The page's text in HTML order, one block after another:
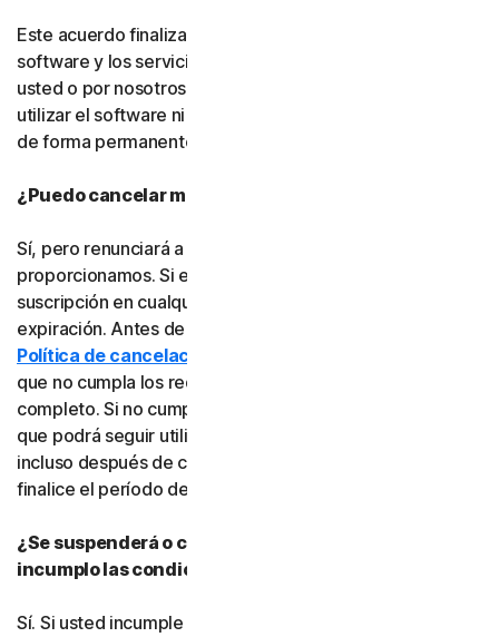
Este acuerdo finalizará cuando su derecho a acceder al
software y los servicios expire o sea rescindido por
usted o por nosotros. Una vez finalizado, ya no podrá
utilizar el software ni los servicios y deberá eliminarlos
de forma permanente de sus dispositivos.
¿Puedo cancelar mi suscripción?
Sí, pero renunciará a toda la protección en línea que le
proporcionamos. Si está seguro, puede cancelar su
suscripción en cualquier momento antes de su fecha de
expiración. Antes de cancelarla, consulte nuestra
Política de cancelación y reembolso
que no cumpla los requisitos para recibir un reembolso
completo. Si no cumple los requisitos, la buena noticia es
que podrá seguir utilizando el software y los servicios
incluso después de cancelar la suscripción, hasta que
finalice el período de suscripción de pago.
¿Se suspenderá o cancelará mi suscripción si
incumplo las condiciones de este acuerdo?
Sí. Si usted incumple este acuerdo o cualquiera de las